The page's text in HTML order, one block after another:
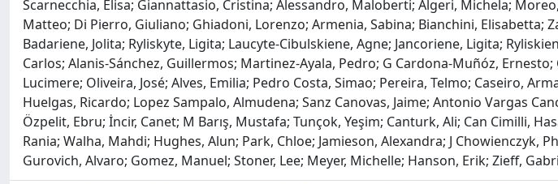
Scarnecchia, Elisa; Giannattasio, Cristina; Alessandro, Maloberti; Algeri, Michela;
Matteo; Di Pierro, Giuliano; Ghiadoni, Lorenzo; Armenia, Sabina; Bianchini, Elisabetta;
Badariene, Jolita; Ryliskyte, Ligita; Laucyte-Cibulskiene, Agne; Jancoriene, Ligita;
Carlos; Alanis-Sánchez, Guillermos; Martinez-Ayala, Pedro; G Cardona-Muñóz,
Lucimere; Oliveira, José; Alves, Emilia; Pedro Costa, Simao; Pereira, Telmo; Caseiro,
Huelgas, Ricardo; Lopez Sampalo, Almudena; Sanz Canovas, Jaime; Antonio Vargas
Özpelit, Ebru; İncir, Canet; M Barış, Mustafa; Tunçok, Yeşim; Canturk, Ali; Can Cimilli,
Rania; Walha, Mahdi; Hughes, Alun; Park, Chloe; Jamieson, Alexandra; J Chowienczyk,
Gurovich, Alvaro; Gomez, Manuel; Stoner, Lee; Meyer, Michelle; Hanson, Erik; Zieff,